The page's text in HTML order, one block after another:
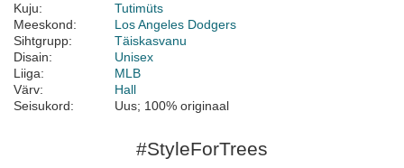
Kuju:
Tutimüts
Meeskond:
Los Angeles Dodgers
Sihtgrupp:
Täiskasvanu
Disain:
Unisex
Liiga:
MLB
Värv:
Hall
Seisukord:
Uus; 100% originaal
#StyleForTrees